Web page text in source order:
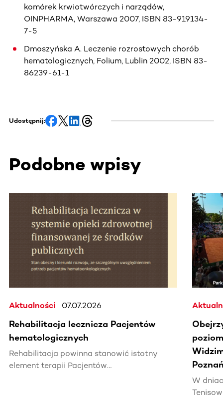
komórek krwiotwórczych i narządów,
OINPHARMA, Warszawa 2007, ISBN 83-919134-
7-5
Dmoszyńska A. Leczenie rozrostowych chorób
hematologicznych, Folium, Lublin 2002, ISBN 83-
86239-61-1
Udostępnij:
Podobne wpisy
Ta sekcja zawiera treści przewijane w poziomie. Użyj
Aktualności 07.07.2026
Rehabilitacja lecznicza Pacjentów
hematologicznych
Rehabilitacja powinna stanowić istotny
element terapii Pacjentów
W